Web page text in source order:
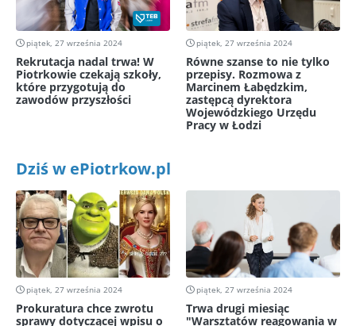
piątek, 27 września 2024
Rekrutacja nadal trwa! W
Piotrkowie czekają szkoły,
które przygotują do
zawodów przyszłości
piątek, 27 września 2024
Równe szanse to nie tylko
przepisy. Rozmowa z
Marcinem Łabędzkim,
zastępcą dyrektora
Wojewódzkiego Urzędu
Pracy w Łodzi
Dziś w ePiotrkow.pl
piątek, 27 września 2024
Prokuratura chce zwrotu
sprawy dotyczącej wpisu o
piątek, 27 września 2024
Trwa drugi miesiąc
"Warsztatów reagowania w